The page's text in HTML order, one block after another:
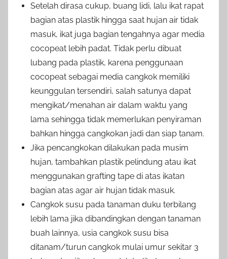
Setelah dirasa cukup, buang lidi, lalu ikat rapat
bagian atas plastik hingga saat hujan air tidak
masuk, ikat juga bagian tengahnya agar media
cocopeat lebih padat. Tidak perlu dibuat
lubang pada plastik, karena penggunaan
cocopeat sebagai media cangkok memiliki
keunggulan tersendiri, salah satunya dapat
mengikat/menahan air dalam waktu yang
lama sehingga tidak memerlukan penyiraman
bahkan hingga cangkokan jadi dan siap tanam.
Jika pencangkokan dilakukan pada musim
hujan, tambahkan plastik pelindung atau ikat
menggunakan grafting tape di atas ikatan
bagian atas agar air hujan tidak masuk.
Cangkok susu pada tanaman duku terbilang
lebih lama jika dibandingkan dengan tanaman
buah lainnya, usia cangkok susu bisa
ditanam/turun cangkok mulai umur sekitar 3